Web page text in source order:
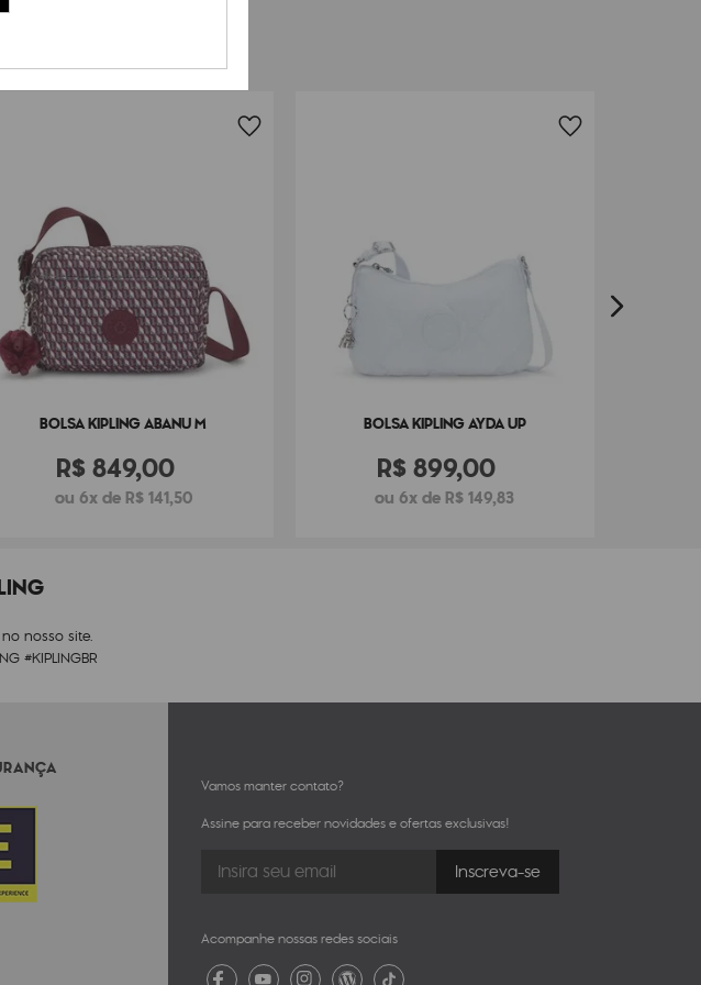
BOLSA KIPLING ABANU M
R$849,00
ou 6x de R$ 141,50
BOLSA KIPLING AYDA UP
R$ 899,00
ou 6x de R$ 149,83
nosso site.
#KIPLINGBR
Vamos manter contato?
Assine para receber novidades e ofertas exclusivas!
Acompanhe nossas redes sociais